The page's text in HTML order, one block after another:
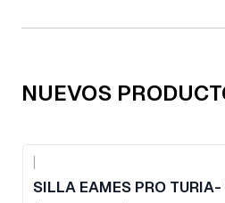
NUEVOS
SILLA EAMES PRO